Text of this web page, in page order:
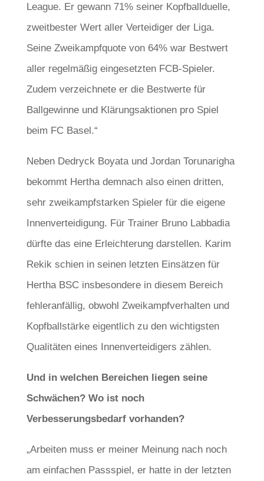
League. Er gewann 71% seiner Kopfballduelle,
zweitbester Wert aller Verteidiger der Liga.
Seine Zweikampfquote von 64% war Bestwert
aller regelmäßig eingesetzten FCB-Spieler.
Zudem verzeichnete er die Bestwerte für
Ballgewinne und Klärungsaktionen pro Spiel
beim FC Basel.“
Neben Dedryck Boyata und Jordan Torunarigha
bekommt Hertha demnach also einen dritten,
sehr zweikampfstarken Spieler für die eigene
Innenverteidigung. Für Trainer Bruno Labbadia
dürfte das eine Erleichterung darstellen. Karim
Rekik schien in seinen letzten Einsätzen für
Hertha BSC insbesondere in diesem Bereich
fehleranfällig, obwohl Zweikampfverhalten und
Kopfballstärke eigentlich zu den wichtigsten
Qualitäten eines Innenverteidigers zählen.
Und in welchen Bereichen liegen seine
Schwächen? Wo ist noch
Verbesserungsbedarf vorhanden?
„Arbeiten muss er meiner Meinung nach noch
am einfachen Passspiel, er hatte in der letzten